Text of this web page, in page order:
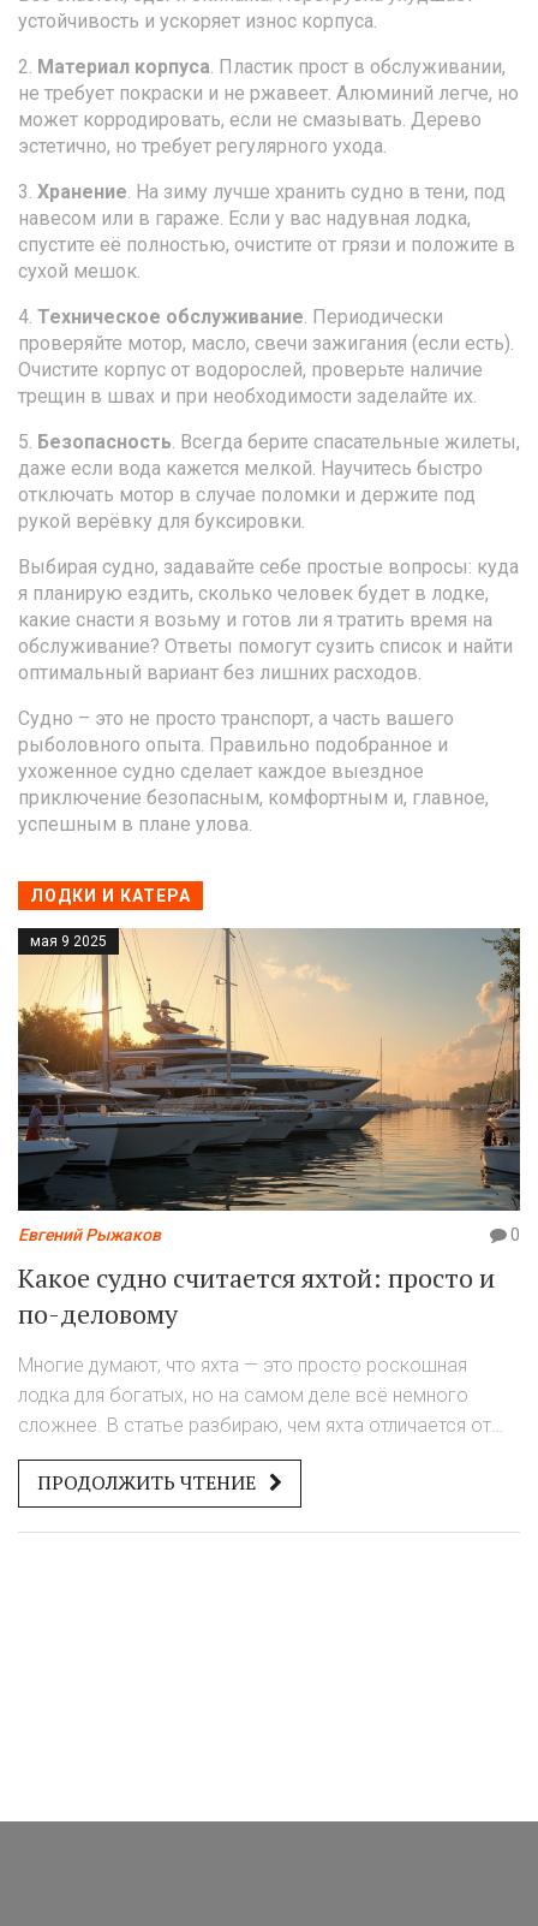
устойчивость и ускоряет износ корпуса.
2. Материал корпуса. Пластик прост в обслуживании,
не требует покраски и не ржавеет. Алюминий легче, но
может корродировать, если не смазывать. Дерево
эстетично, но требует регулярного ухода.
3. Хранение. На зиму лучше хранить судно в тени, под
навесом или в гараже. Если у вас надувная лодка,
спустите её полностью, очистите от грязи и положите в
сухой мешок.
4. Техническое обслуживание. Периодически
проверяйте мотор, масло, свечи зажигания (если есть).
Очистите корпус от водорослей, проверьте наличие
трещин в швах и при необходимости заделайте их.
5. Безопасность. Всегда берите спасательные жилеты,
даже если вода кажется мелкой. Научитесь быстро
отключать мотор в случае поломки и держите под
рукой верёвку для буксировки.
Выбирая судно, задавайте себе простые вопросы: куда
я планирую ездить, сколько человек будет в лодке,
какие снасти я возьму и готов ли я тратить время на
обслуживание? Ответы помогут сузить список и найти
оптимальный вариант без лишних расходов.
Судно – это не просто транспорт, а часть вашего
рыболовного опыта. Правильно подобранное и
ухоженное судно сделает каждое выездное
приключение безопасным, комфортным и, главное,
успешным в плане улова.
ЛОДКИ И КАТЕРА
мая 9 2025
Евгений Рыжаков 0
Какое судно считается яхтой: просто и
по-деловому
Многие думают, что яхта — это просто роскошная
лодка для богатых, но на самом деле всё немного
сложнее. В статье разбираю, чем яхта отличается от
обычной лодки или катера, как правильно отличить
настоящую яхту, и что важно знать при выборе.
Объясню классификацию, расскажу интересные факты
ПРОДОЛЖИТЬ ЧТЕНИЕ